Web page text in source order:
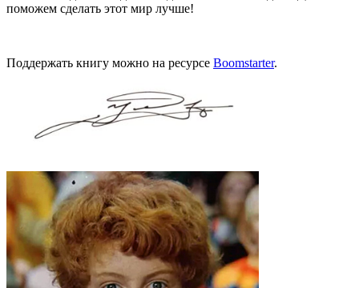
поможем сделать этот мир лучше!
Поддержать книгу можно на ресурсе Boomstarter.